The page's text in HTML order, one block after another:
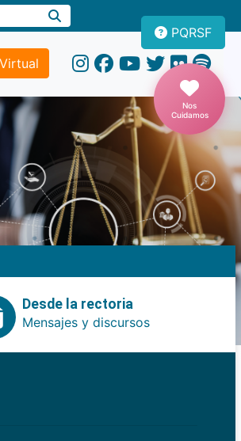
PQRSF
Nos
Cuidamos
Desde la rectoria
Mensajes y discursos